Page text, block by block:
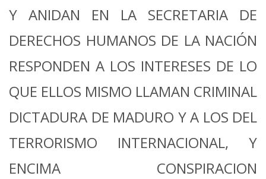
Y ANIDAN EN LA SECRETARIA DE
DERECHOS HUMANOS DE LA NACIÓN
RESPONDEN A LOS INTERESES DE LO
QUE ELLOS MISMO LLAMAN CRIMINAL
DICTADURA DE MADURO Y A LOS DEL
TERRORISMO INTERNACIONAL, Y
ENCIMA CONSPIRACION